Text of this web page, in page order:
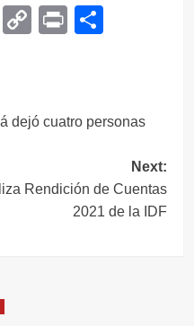
Copy
Print
dejó cuatro personas
Next:
Rendición de Cuentas
2021 de la IDF